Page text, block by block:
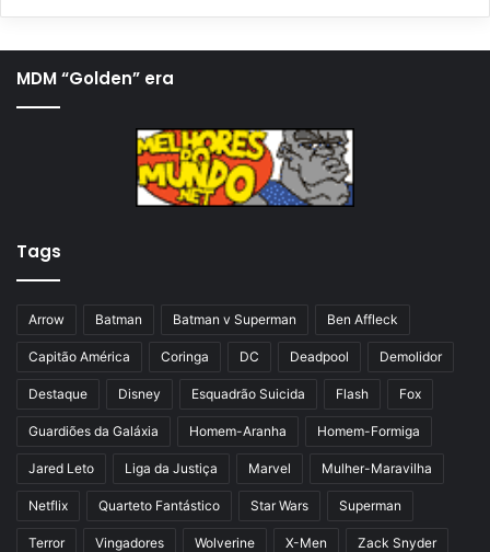
a
a
n
m
a
p
n
MDM “Golden” era
Tags
Arrow Batman Batman v Superman Ben Affleck
Capitão América Coringa DC Deadpool Demolidor
Destaque Disney Esquadrão Suicida Flash Fox
Guardiões da Galáxia Homem-Aranha Homem-Formiga
Jared Leto Liga da Justiça Marvel Mulher-Maravilha
Netflix Quarteto Fantástico Star Wars Superman
Terror Vingadores Wolverine X-Men Zack Snyder